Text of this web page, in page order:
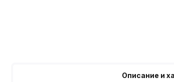
Описание и